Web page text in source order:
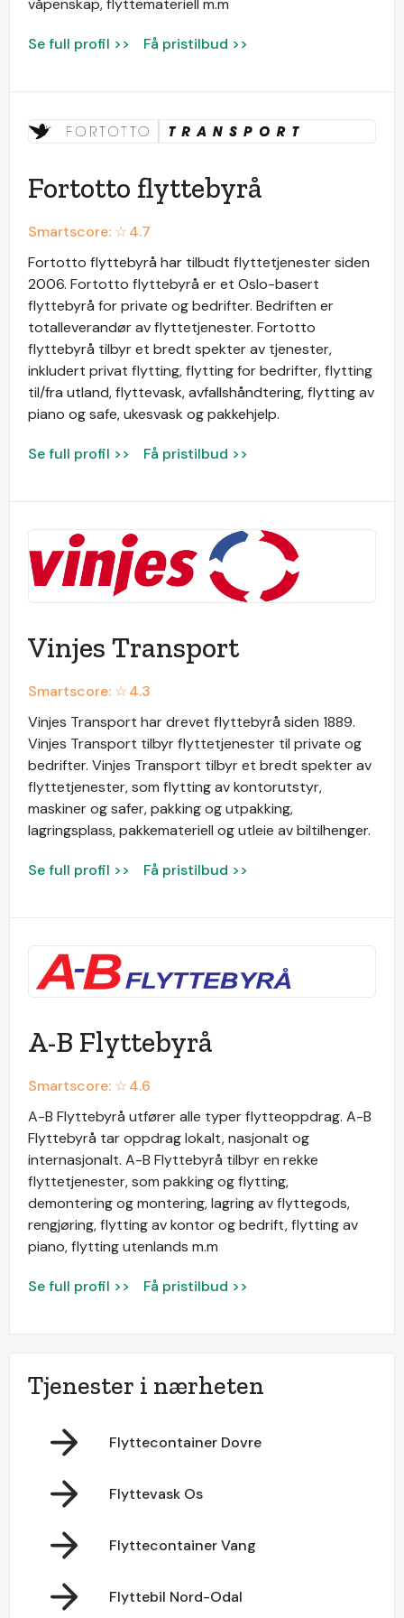
våpenskap, flyttemateriell m.m
Se full profil >> Få pristilbud >>
Fortotto flyttebyrå
Smartscore: ☆4.7
Fortotto flyttebyrå har tilbudt flyttetjenester siden
2006. Fortotto flyttebyrå er et Oslo-basert
flyttebyrå for private og bedrifter. Bedriften er
totalleverandør av flyttetjenester. Fortotto
flyttebyrå tilbyr et bredt spekter av tjenester,
inkludert privat flytting, flytting for bedrifter, flytting
til/fra utland, flyttevask, avfallshåndtering, flytting av
piano og safe, ukesvask og pakkehjelp.
Se full profil >> Få pristilbud >>
Vinjes Transport
Smartscore: ☆4.3
Vinjes Transport har drevet flyttebyrå siden 1889.
Vinjes Transport tilbyr flyttetjenester til private og
bedrifter. Vinjes Transport tilbyr et bredt spekter av
flyttetjenester, som flytting av kontorutstyr,
maskiner og safer, pakking og utpakking,
lagringsplass, pakkemateriell og utleie av biltilhenger.
Se full profil >> Få pristilbud >>
A-B Flyttebyrå
Smartscore: ☆4.6
A-B Flyttebyrå utfører alle typer flytteoppdrag. A-B
Flyttebyrå tar oppdrag lokalt, nasjonalt og
internasjonalt. A-B Flyttebyrå tilbyr en rekke
flyttetjenester, som pakking og flytting,
demontering og montering, lagring av flyttegods,
rengjøring, flytting av kontor og bedrift, flytting av
piano, flytting utenlands m.m
Se full profil >> Få pristilbud >>
Tjenester i nærheten
Flyttecontainer Dovre
Flyttevask Os
Flyttecontainer Vang
Flyttebil Nord-Odal